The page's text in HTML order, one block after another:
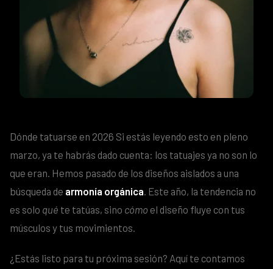
Dónde tatuarse en 2026 Si estás leyendo esto en pleno
marzo, ya te habrás dado cuenta: los tatuajes ya no son lo
que eran. Hemos pasado de los diseños aislados a una
búsqueda de armonía orgánica . Este año, la tendencia no
es solo qué te tatúas, sino cómo el diseño fluye con tus
músculos y tus movimientos.
¿Estás listo para tu próxima sesión? Aquí te contamos